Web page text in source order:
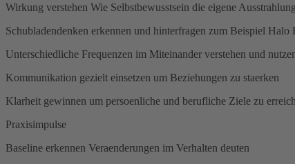
Wirkung verstehen Wie Selbstbewusstsein die eigene
Schubladendenken erkennen und hinterfragen zum Beispiel Halo
Unterschiedliche Frequenzen im Miteinander verstehen und
Kommunikation gezielt einsetzen um Beziehungen zu staerken
Klarheit gewinnen um persoenliche und berufliche Ziele zu
Praxisimpulse
Baseline erkennen Veraenderungen im Verhalten deuten